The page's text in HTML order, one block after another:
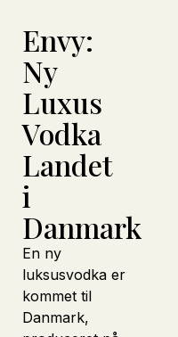
Envy:
Ny
Luxus
Vodka
Landet
i
Danmark
En ny
luksusvodka er
kommet til
Danmark,